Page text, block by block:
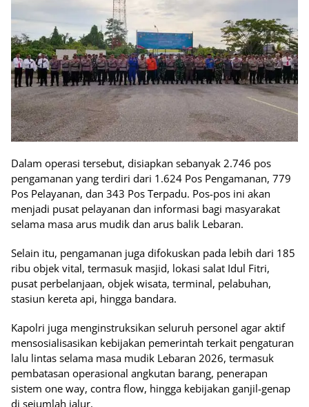
Dalam operasi tersebut, disiapkan sebanyak 2.746 pos
pengamanan yang terdiri dari 1.624 Pos Pengamanan, 779
Pos Pelayanan, dan 343 Pos Terpadu. Pos-pos ini akan
menjadi pusat pelayanan dan informasi bagi masyarakat
selama masa arus mudik dan arus balik Lebaran.
Selain itu, pengamanan juga difokuskan pada lebih dari 185
ribu objek vital, termasuk masjid, lokasi salat Idul Fitri,
pusat perbelanjaan, objek wisata, terminal, pelabuhan,
stasiun kereta api, hingga bandara.
Kapolri juga menginstruksikan seluruh personel agar aktif
mensosialisasikan kebijakan pemerintah terkait pengaturan
lalu lintas selama masa mudik Lebaran 2026, termasuk
pembatasan operasional angkutan barang, penerapan
sistem one way, contra flow, hingga kebijakan ganjil-genap
di sejumlah jalur.